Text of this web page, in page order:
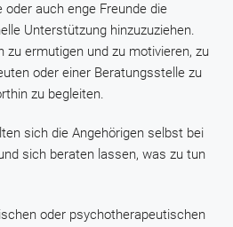
auch enge Freunde die
Unterstützung hinzuzuziehen.
zu ermutigen und zu motivieren, zu
oder einer Beratungsstelle zu
zu begleiten.
sich die Angehörigen selbst bei
sich beraten lassen, was zu tun
oder psychotherapeutischen